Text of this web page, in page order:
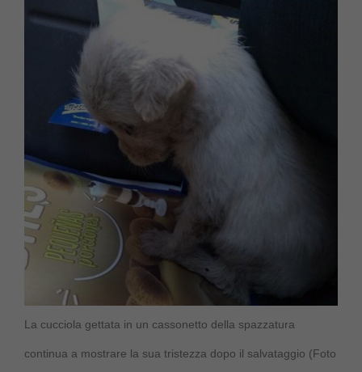
La cucciola gettata in un cassonetto della spazzatura
continua a mostrare la sua tristezza dopo il salvataggio (Foto